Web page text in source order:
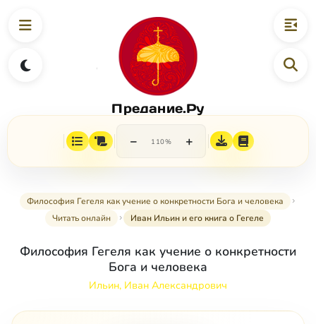
Предание.Ру
− 110% +
Философия Гегеля как учение о конкретности Бога и человека
Читать онлайн
Иван Ильин и его книга о Гегеле
Философия Гегеля как учение о конкретности
Бога и человека
Ильин, Иван Александрович